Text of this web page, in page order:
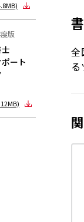
版
ート
全